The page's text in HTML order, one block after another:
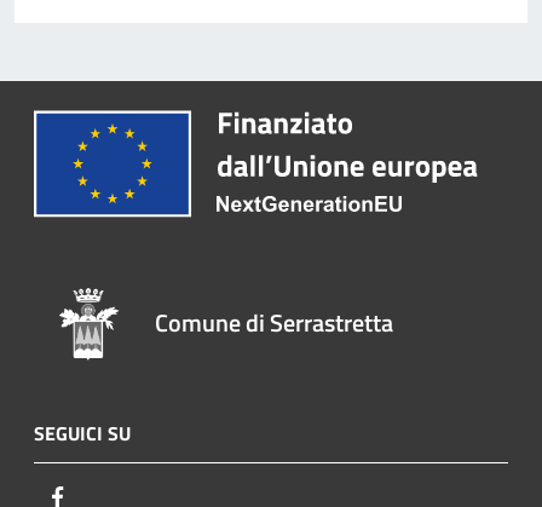
Comune di Serrastretta
SEGUICI SU